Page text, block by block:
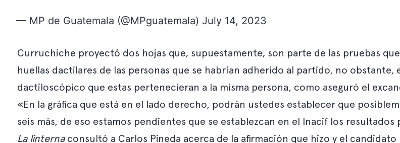
— MP de Guatemala (@MPguatemala) July 14, 2023
Curruchiche proyectó dos hojas que, supuestamente, son parte de las pruebas
huellas dactilares de las personas que se habrían adherido al partido, no
dactiloscópico que estas pertenecieran a la misma persona, como aseguró el
«En la gráfica que está en el lado derecho, podrán ustedes establecer que
seis más, de eso estamos pendientes que se establezcan en el Inacif los
La linternaconsultó a Carlos Pineda acerca de la afirmación que hizo y el